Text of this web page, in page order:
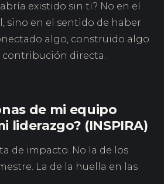
existido sin ti? No en el
sino en el sentido de haber
algo, construido algo
contribución directa.
de mi equipo
liderazgo? (INSPIRA)
de impacto. No la de los
La de la huella en las